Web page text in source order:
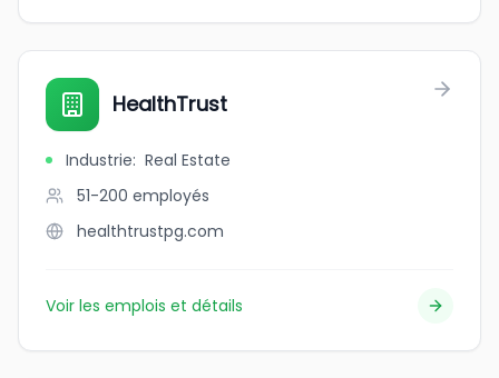
HealthTrust
Industrie: Real Estate
51-200 employés
healthtrustpg.com
Voir les emplois et détails